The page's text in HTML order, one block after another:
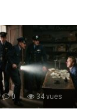
0 34 vues